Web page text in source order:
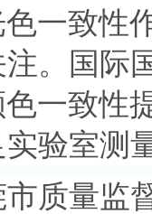
一致性
。国际
一致性
验室测
量监督